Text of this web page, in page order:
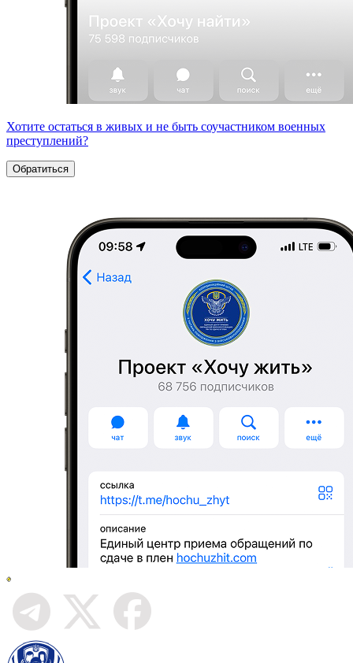
Хотите остаться в живых и не быть соучастником военных
преступлений?
Обратиться